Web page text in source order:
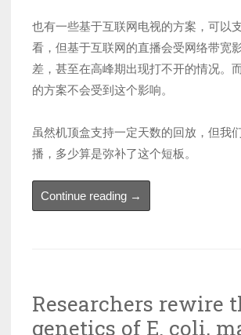
也有一些基于互联网电视的方案，可以
看，但基于互联网的直播会受网络带宽
差，甚至在高峰期出现打不开的情况。
的方案不会受到这个影响。
虽然机顶盒支持一定天数的回放，但我
播，多少算是弥补了这个短板。
Continue reading “IPTV”
→
Researchers rewire
genetics of E. coli,